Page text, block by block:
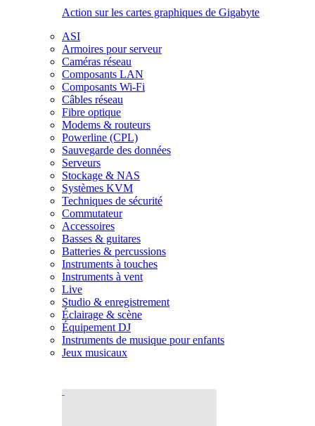
Action sur les cartes graphiques de Gigabyte
ASI
Armoires pour serveur
Caméras réseau
Composants LAN
Composants Wi-Fi
Câbles réseau
Fibre optique
Modems & routeurs
Powerline (CPL)
Sauvegarde des données
Serveurs
Stockage & NAS
Systèmes KVM
Techniques de sécurité
Commutateur
Accessoires
Basses & guitares
Batteries & percussions
Instruments à touches
Instruments à vent
Live
Studio & enregistrement
Éclairage & scène
Équipement DJ
Instruments de musique pour enfants
Jeux musicaux